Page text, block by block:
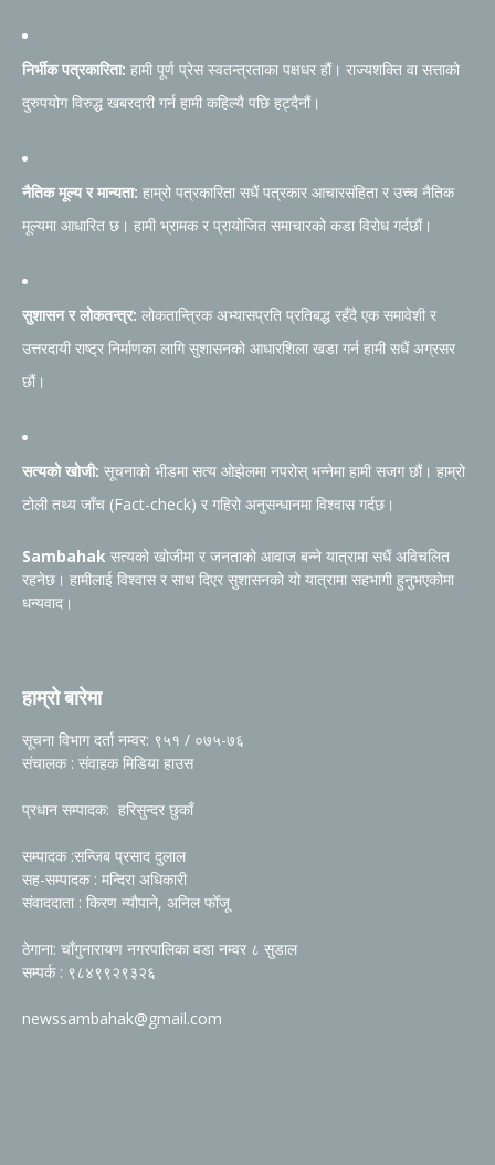
निर्भीक पत्रकारिता: हामी पूर्ण प्रेस स्वतन्त्रताका पक्षधर हौं। राज्यशक्ति वा सत्ताको
दुरुपयोग विरुद्ध खबरदारी गर्न हामी कहिल्यै पछि हट्दैनौं।
नैतिक मूल्य र मान्यता: हाम्रो पत्रकारिता सधैं पत्रकार आचारसंहिता र उच्च नैतिक
मूल्यमा आधारित छ। हामी भ्रामक र प्रायोजित समाचारको कडा विरोध गर्दछौं।
सुशासन र लोकतन्त्र: लोकतान्त्रिक अभ्यासप्रति प्रतिबद्ध रहँदै एक समावेशी र
उत्तरदायी राष्ट्र निर्माणका लागि सुशासनको आधारशिला खडा गर्न हामी सधैं अग्रसर
छौं।
सत्यको खोजी: सूचनाको भीडमा सत्य ओझेलमा नपरोस् भन्नेमा हामी सजग छौं। हाम्रो
टोली तथ्य जाँच (Fact-check) र गहिरो अनुसन्धानमा विश्वास गर्दछ।
Sambahak सत्यको खोजीमा र जनताको आवाज बन्ने यात्रामा सधैं अविचलित
रहनेछ। हामीलाई विश्वास र साथ दिएर सुशासनको यो यात्रामा सहभागी हुनुभएकोमा
धन्यवाद।
हाम्रो बारेमा
सूचना विभाग दर्ता नम्वर: ९५१ / ०७५-७६
संचालक : संवाहक मिडिया हाउस
प्रधान सम्पादक: हरिसुन्दर छुकाँ
सम्पादक :सन्जिब प्रसाद दुलाल
सह-सम्पादक : मन्दिरा अधिकारी
संवाददाता : किरण न्यौपाने, अनिल फोँजू
ठेगाना: चाँगुनारायण नगरपालिका वडा नम्वर ८ सुडाल
सम्पर्क : ९८४९९२९३२६
newssambahak@gmail.com